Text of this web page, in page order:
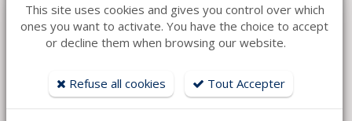
passion, le groupe Euro-Voiles HD Marinea tout pour
préparer votre bateau et vous accompagner dans vos
This site uses cookies and gives you control over which
ones you want to activate. You have the choice to accept
or decline them when browsing our website.
Refuse all cookies Tout Accepter